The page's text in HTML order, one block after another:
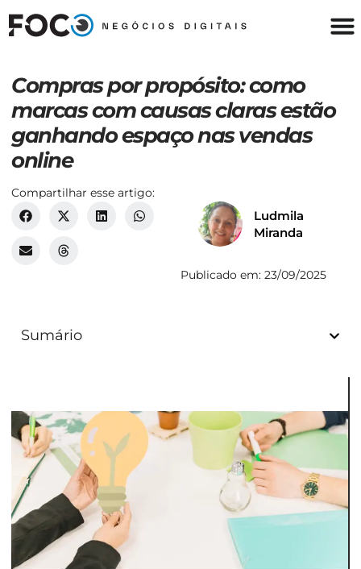
Compras por propósito: como
marcas com causas claras estão
ganhando espaço nas vendas
online
Compartilhar esse artigo:
Ludmila
Miranda
Publicado em: 23/09/2025
Sumário